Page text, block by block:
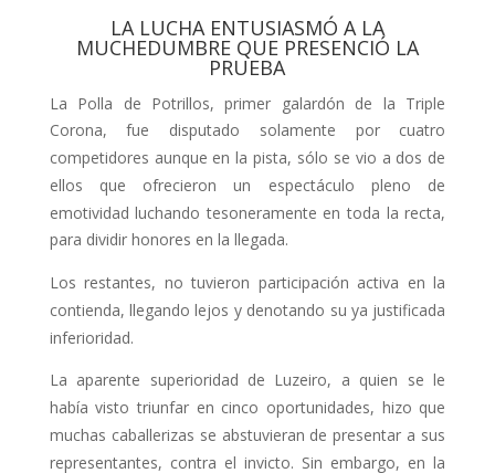
LA LUCHA ENTUSIASMÓ A LA
MUCHEDUMBRE QUE PRESENCIÓ LA
PRUEBA
La Polla de Potrillos, primer galardón de la Triple
Corona, fue disputado so­lamente por cuatro
competidores aun­que en la pista, sólo se vio a dos de
ellos que ofrecieron un espectáculo pleno de
emotividad luchando tesone­ramente en toda la recta,
para dividir honores en la llegada.
Los restantes, no tuvieron participa­ción activa en la
contienda, llegando lejos y denotando su ya justificada
in­ferioridad.
La aparente superioridad de Luzeiro, a quien se le
había visto triunfar en cin­co oportunidades, hizo que
muchas ca­ballerizas se abstuvieran de presentar a sus
representantes, contra el invic­to. Sin embargo, en la